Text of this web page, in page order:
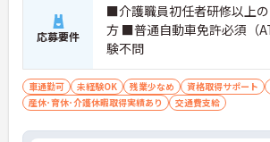
応募要件
■介護職員初任者研修以上
方 ■普通自動車免許必須（
験不問
車通勤可 未経験OK 残業少なめ 資格取得サポート
産休･育休･介護休暇取得実績あり
交通費支給